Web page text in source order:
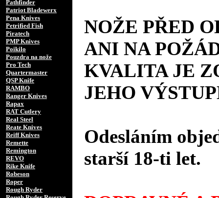
Pathfinder
Patriot Bladewerx
Pena Knives
Petrified Fish
Piratech
PMP Knives
Poikilo
Pouzdra na nože
Pro Tech
Quartermaster
QSP Knife
RAMBO
Ranger Knives
Rapax
RAT Cutlery
Real Steel
Reate Knives
Reiff Knives
Remette
Remington
REVO
Rike Knife
Robeson
Roper
Rough Ryder
NOŽE PŘED
ANI NA
KVALITA JE
JEHO
Odesláním
starší 18-ti let.